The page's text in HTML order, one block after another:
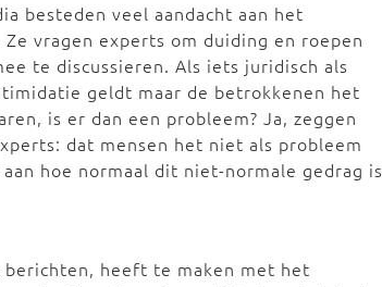
besteden veel aandacht aan het
Ze vragen experts om duiding en roepen
te discussieren. Als iets juridisch als
geldt maar de betrokkenen het
is er dan een probleem? Ja, zeggen
dat mensen het niet als probleem
hoe normaal dit niet-normale gedrag is
heeft te maken met het